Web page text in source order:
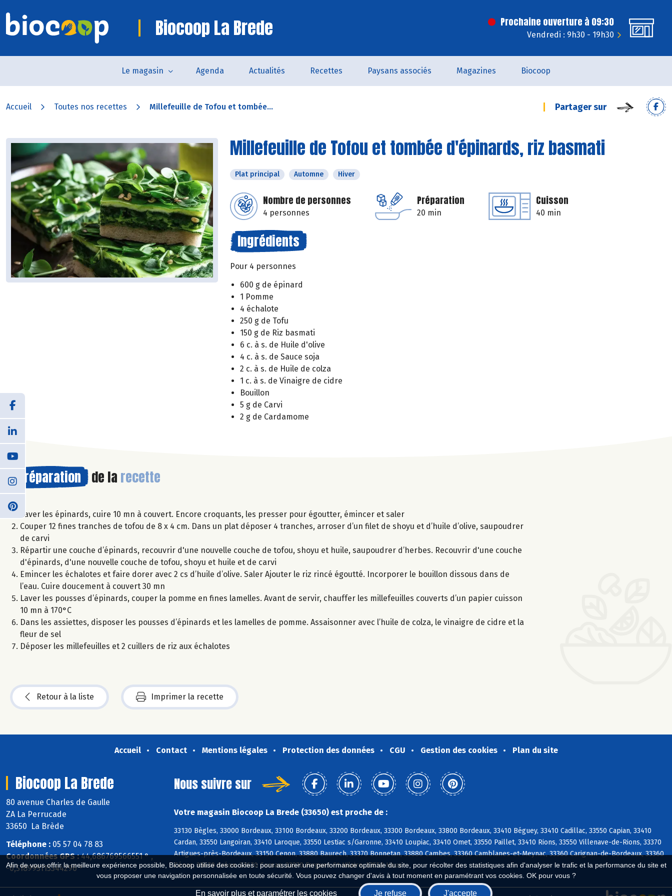
Afin de vous offrir la meilleure expérience possible, Biocoop utilise des cookies : pour assurer une performance optimale du site, pour récolter des statistiques afin d'analyser le trafic et la performance du site et
vous proposer une navigation personnalisée en toute sécurité. Vous pouvez changer d'avis à tout moment en paramétrant vos cookies. OK pour vous ?
En savoir plus et paramétrer les cookies Je refuse J'accepte
Biocoop La Brede Prochaine ouverture à 09:30
Vendredi : 9h30 - 19h30
Le magasin Agenda Actualités Recettes Paysans associés Magazines Biocoop
Accueil Toutes nos recettes Millefeuille de Tofou et tombée... Partager sur
Millefeuille de Tofou et tombée d'épinards, riz basmati
Plat principal Automne Hiver
Nombre de personnes
4 personnes
Préparation
20 min
Cuisson
40 min
Ingrédients
Pour 4 personnes
600 g de épinard
1 Pomme
4 échalote
250 g de Tofu
150 g de Riz basmati
6 c. à s. de Huile d'olive
4 c. à s. de Sauce soja
2 c. à s. de Huile de colza
1 c. à s. de Vinaigre de cidre
Bouillon
5 g de Carvi
2 g de Cardamome
Préparation de la recette
Laver les épinards, cuire 10 mn à couvert. Encore croquants, les presser pour égoutter, émincer et saler
Couper 12 fines tranches de tofou de 8 x 4 cm. Dans un plat déposer 4 tranches, arroser d’un filet de shoyu et d’huile d’olive, saupoudrer
de carvi
Répartir une couche d’épinards, recouvrir d'une nouvelle couche de tofou, shoyu et huile, saupoudrer d’herbes. Recouvrir d'une couche
d'épinards, d'une nouvelle couche de tofou, shoyu et huile et de carvi
Emincer les échalotes et faire dorer avec 2 cs d’huile d’olive. Saler Ajouter le riz rincé égoutté. Incorporer le bouillon dissous dans de
l’eau. Cuire doucement à couvert 30 mn
Laver les pousses d’épinards, couper la pomme en fines lamelles. Avant de servir, chauffer les millefeuilles couverts d’un papier cuisson
10 mn à 170°C
Dans les assiettes, disposer les pousses d’épinards et les lamelles de pomme. Assaisonner avec l’huile de colza, le vinaigre de cidre et la
fleur de sel
Déposer les millefeuilles et 2 cuillers de riz aux échalotes
Retour à la liste Imprimer la recette
Accueil Contact Mentions légales Protection des données CGU Gestion des cookies Plan du site
Biocoop La Brede
80 avenue Charles de Gaulle
ZA La Perrucade
33650 La Brède
Téléphone : 05 57 04 78 83
Coordonnées GPS :44,686769566551 ° ,
-0,518995115344296 °
Nous suivre sur
Votre magasin Biocoop La Brede (33650) est proche de :
33130 Bègles, 33000 Bordeaux, 33100 Bordeaux, 33200 Bordeaux, 33300 Bordeaux, 33800 Bordeaux, 33410 Béguey, 33410 Cadillac, 33550 Capian, 33410
Cardan, 33550 Langoiran, 33410 Laroque, 33550 Lestiac s/Garonne, 33410 Loupiac, 33410 Omet, 33550 Paillet, 33410 Rions, 33550 Villenave-de-Rions, 33370
Artigues-près-Bordeaux, 33150 Cenon, 33880 Baurech, 33370 Bonnetan, 33880 Cambes, 33360 Camblanes-et-Meynac, 33360 Carignan-de-Bordeaux, 33360
Cénac, 33670 Créon, 33670 Cursan, 33370 Fargues-St-Hilaire, 33550 Haux